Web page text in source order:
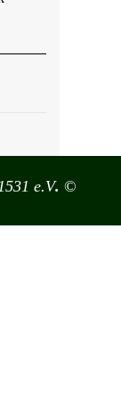
e.V. ©